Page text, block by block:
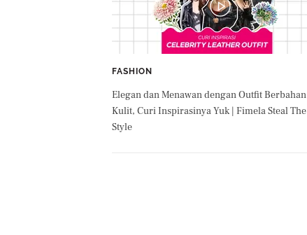
FASHION
Elegan dan Menawan dengan Outfit Berbahan
Kulit, Curi Inspirasinya Yuk | Fimela Steal The
Style